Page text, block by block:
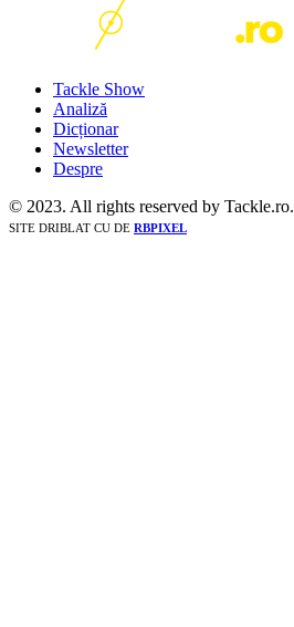
Tackle Show
Analiză
Dicționar
Newsletter
Despre
© 2023. All rights reserved by Tackle.ro.
SITE DRIBLAT CU DE RBPIXEL